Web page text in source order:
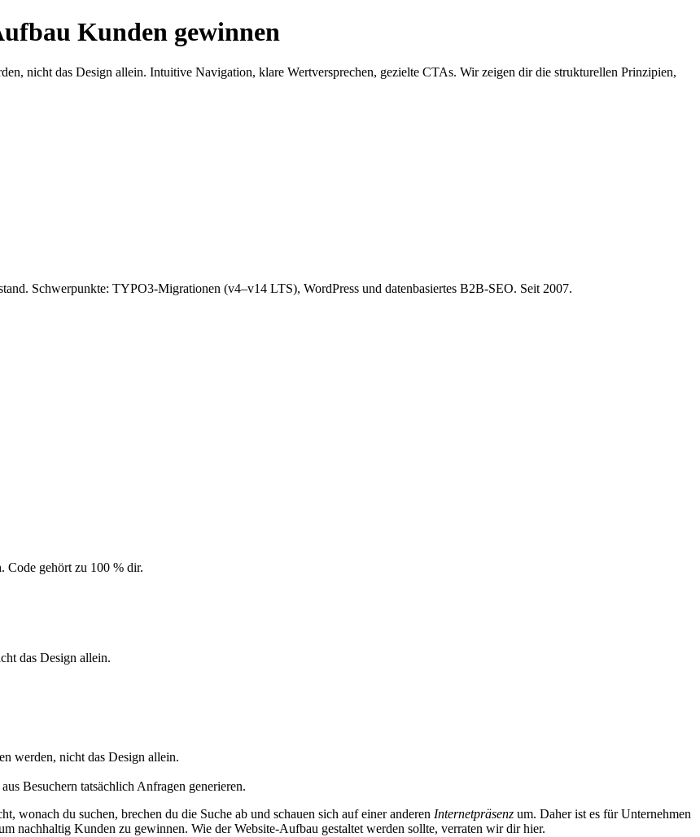
Kunden gewinnen
nicht das Design allein. Intuitive Navigation, klare Wertversprechen, gezielte CTAs. Wir zeigen dir die strukturellen Prinzipien,
Schwerpunkte: TYPO3-Migrationen (v4–v14 LTS), WordPress und datenbasiertes B2B-SEO. Seit 2007.
. Code gehört zu 100 % dir.
das Design allein.
werden, nicht das Design allein.
Besuchern tatsächlich Anfragen generieren.
wonach du suchen, brechen du die Suche ab und schauen sich auf einer anderen Internetpräsenz um. Daher ist es für Unternehmen
nachhaltig Kunden zu gewinnen. Wie der Website-Aufbau gestaltet werden sollte, verraten wir dir hier.